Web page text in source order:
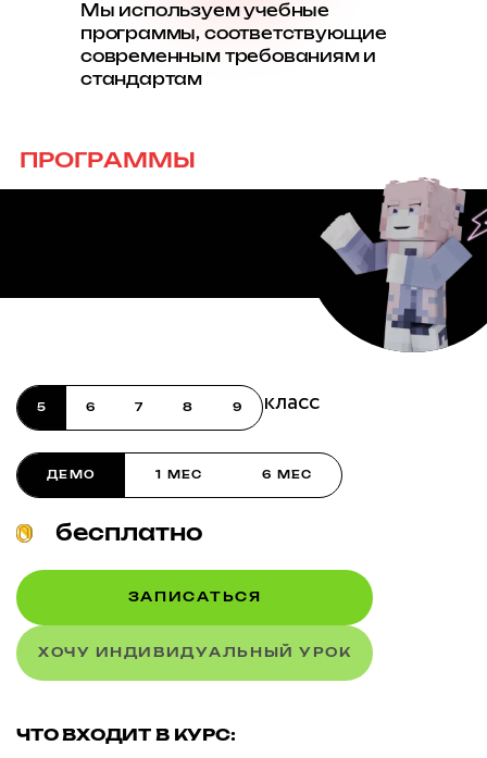
Мы используем учебные
программы, соответствующие
современным требованиям и
стандартам
ПРОГРАММЫ
5 6 7 8 9 класс
ДЕМО 1 МЕС 6 МЕС
бесплатно
ЗАПИСАТЬСЯ
ХОЧУ ИНДИВИДУАЛЬНЫЙ УРОК
ЧТО ВХОДИТ В КУРС: